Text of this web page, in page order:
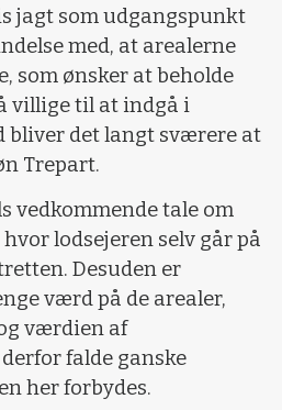
jagt som udgangspunkt
med, at arealerne
som ønsker at beholde
villige til at indgå i
bliver det langt sværere at
Trepart.
vedkommende tale om
lodsejeren selv går på
Desuden er
værd på de arealer,
værdien af
falde ganske
her forbydes.